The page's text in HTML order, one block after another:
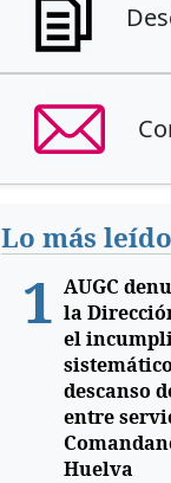
Lo más leído
1 AUGC
la
el
descanso
entre
Huelva